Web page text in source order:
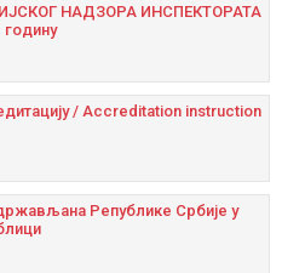
НАДЗОРА ИНСПЕКТОРАТА
/ Accreditation instruction
Републике Србије у